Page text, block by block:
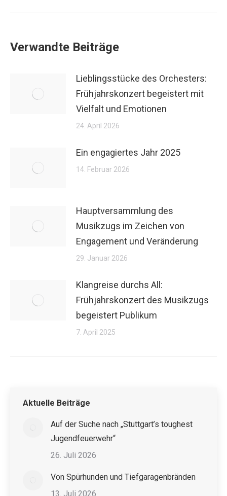
Verwandte Beiträge
Lieblingsstücke des Orchesters:
Frühjahrskonzert begeistert mit
Vielfalt und Emotionen
24. April 2026
Ein engagiertes Jahr 2025
14. Februar 2026
Hauptversammlung des
Musikzugs im Zeichen von
Engagement und Veränderung
29. Januar 2026
Klangreise durchs All:
Frühjahrskonzert des Musikzugs
begeistert Publikum
7. April 2025
Aktuelle Beiträge
Auf der Suche nach „Stuttgart’s toughest
Jugendfeuerwehr“
26. Juli 2026
Von Spürhunden und Tiefgaragenbränden
13. Juli 2026